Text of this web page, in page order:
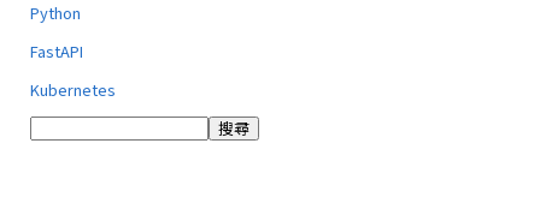
Python
FastAPI
Kubernetes